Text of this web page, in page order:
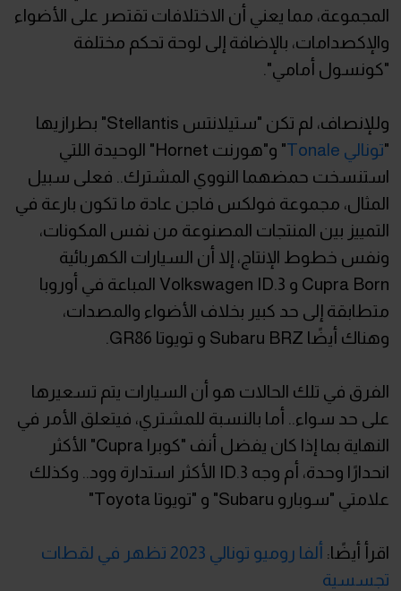
المجموعة، مما يعني أن الاختلافات تقتصر على الأضواء
والإكصدامات، بالإضافة إلى لوحة تحكم مختلفة
"كونسول أمامي".
وللإنصاف، لم تكن "ستيلانتس Stellantis" بطرازيها
"تونالي Tonale
" و"هورنت Hornet" الوحيدة اللتي
استنسخت حمضهما النووي المشترك.. فعلى سبيل
المثال، مجموعة فولكس فاجن عادة ما تكون بارعة في
التمييز بين المنتجات المصنوعة من نفس المكونات،
ونفس خطوط الإنتاج، إلا أن السيارات الكهربائية
Cupra Born و Volkswagen ID.3 المباعة في أوروبا
متطابقة إلى حد كبير بخلاف الأضواء والمصدات،
وهناك أيضًا Subaru BRZ و تويوتا GR86.
الفرق في تلك الحالات هو أن السيارات يتم تسعيرها
على حد سواء.. أما بالنسبة للمشتري، فيتعلق الأمر في
النهاية بما إذا كان يفضل أنف "كوبرا Cupra" الأكثر
انحدارًا وحدة، أم وجه ID.3 الأكثر استدارة وود.. وكذلك
علامتي "سوبارو Subaru" و "تويوتا Toyota"
اقرأ أيضًا:
ألفا روميو تونالي 2023 تظهر في لقطات
تجسسية